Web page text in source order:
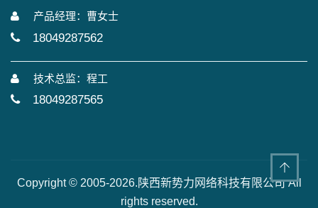
产品经理：曹女士
18049287562
技术总监：程工
18049287565
Copyright © 2005-2026.陕西新势力网络科技有限公司 All
rights reserved.